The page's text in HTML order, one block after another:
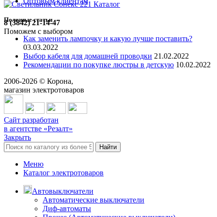
Каталог
8 (3842) 21-14-47
Поможем с выбором
Полезные статьи
Как заменить лампочку и какую лучше поставить?
03.03.2022
Выбор кабеля для домашней проводки 21.02.2022
Рекомендации по покупке люстры в детскую 10.02.2022
2006-2026 © Корона,
магазин электротоваров
Сайт разработан
в агентстве «Резалт»
Закрыть
Найти
Меню
Каталог электротоваров
Автовыключатели
Автоматические выключатели
Диф-автоматы